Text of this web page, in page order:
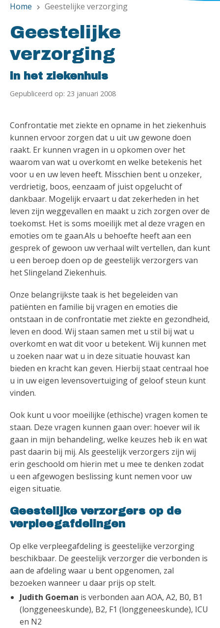
Home chevron_right Geestelijke verzorging
Geestelijke
verzorging
in het ziekenhuis
Gepubliceerd op: 23 januari 2008
Confrontatie met ziekte en opname in het ziekenhuis
kunnen ervoor zorgen dat u uit uw gewone doen
raakt. Er kunnen vragen in u opkomen over het
waarom van wat u overkomt en welke betekenis het
voor u en uw leven heeft. Misschien bent u onzeker,
verdrietig, boos, eenzaam of juist opgelucht of
dankbaar. Mogelijk ervaart u dat zekerheden in het
leven zijn weggevallen en maakt u zich zorgen over de
toekomst. Het is soms moeilijk met al deze vragen en
emoties om te gaan.Als u behoefte heeft aan een
gesprek of gewoon uw verhaal wilt vertellen, dan kunt
u een beroep doen op de geestelijk verzorgers van
het Slingeland Ziekenhuis.
Onze belangrijkste taak is het begeleiden van
patiënten en familie bij vragen en emoties die
ontstaan in de confrontatie met ziekte en gezondheid,
leven en dood. Wij staan samen met u stil bij wat u
overkomt en wat dit voor u betekent. Wij kunnen met
u zoeken naar wat u in deze situatie houvast kan
bieden en kracht kan geven. Hierbij staat centraal hoe
u in uw eigen levensovertuiging of geloof steun kunt
vinden.
Ook kunt u voor moeilijke (ethische) vragen komen te
staan. Deze vragen kunnen gaan over: hoever wil ik
gaan in mijn behandeling, welke keuzes heb ik en wat
past daarin bij mij. Als geestelijk verzorgers zijn wij
erin geschoold om hierin met u mee te denken zodat
u een afgewogen beslissing kunt nemen voor uw
eigen situatie.
Geestelijke verzorgers op de
verpleegafdelingen
Op elke verpleegafdeling is geestelijke verzorging
beschikbaar. De geestelijk verzorger die verbonden is
aan de afdeling waar u bent opgenomen, zal
bezoeken wanneer u daar prijs op stelt.
Judith Goeman is verbonden aan AOA, A2, B0, B1
(longgeneeskunde), B2, F1 (longgeneeskunde), ICU
en N2